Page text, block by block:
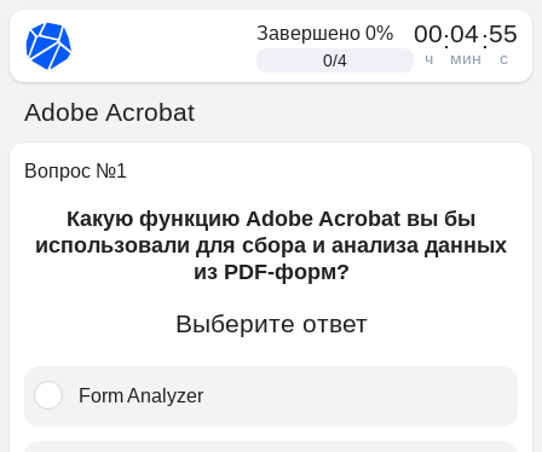
Завершено 0%
0/4
00
ч
:04
мин
:55
с
Adobe Acrobat
Вопрос №1
Какую функцию Adobe Acrobat вы бы
использовали для сбора и анализа данных
из PDF-форм?
Выберите ответ
Form Analyzer﻿